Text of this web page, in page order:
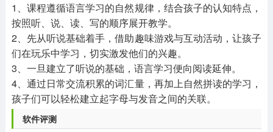
1、课程遵循语言学习的自然规律，结合孩子的认知特点，
按照听、说、读、写的顺序展开教学。
2、先从听说基础着手，借助趣味游戏与互动活动，让孩子
们在玩乐中学习，切实激发他们的兴趣。
3、一旦建立了听说的基础，语言学习便向阅读延伸。
4、通过日常交流积累的词汇量，再加上自然拼读的学习，
孩子们可以轻松建立起字母与发音之间的关联。
软件评测